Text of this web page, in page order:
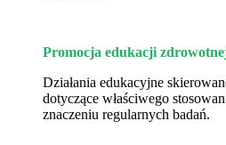
Promocja edukacji
Działania edukacyjne
dotyczące właściwego
znaczeniu regularnych badań.